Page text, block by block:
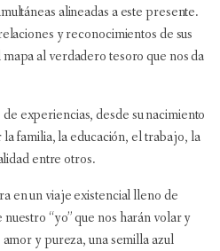
alineadas a este presente.
y reconocimientos de sus
al verdadero tesoro que nos da
experiencias, desde su nacimiento
la familia, la educación, el trabajo, la
entre otros.
en un viaje existencial lleno de
“yo” que nos harán volar y
y pureza, una semilla azul